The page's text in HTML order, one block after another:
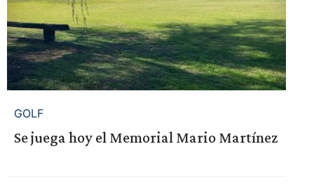
GOLF
Se juega hoy el Memorial Mario Martínez